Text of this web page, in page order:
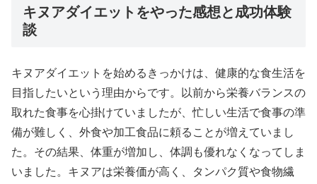
キヌアダイエットをやった感想と成功体験
談
キヌアダイエットを始めるきっかけは、健康的な食生活を
目指したいという理由からです。以前から栄養バランスの
取れた食事を心掛けていましたが、忙しい生活で食事の準
備が難しく、外食や加工食品に頼ることが増えていまし
た。その結果、体重が増加し、体調も優れなくなってしま
いました。キヌアは栄養価が高く、タンパク質や食物繊